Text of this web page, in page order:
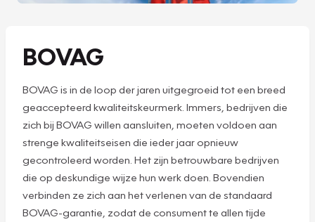
BOVAG
BOVAG is in de loop der jaren uitgegroeid tot een breed
geaccepteerd kwaliteitskeurmerk. Immers, bedrijven die
zich bij BOVAG willen aansluiten, moeten voldoen aan
strenge kwaliteitseisen die ieder jaar opnieuw
gecontroleerd worden. Het zijn betrouwbare bedrijven
die op deskundige wijze hun werk doen. Bovendien
verbinden ze zich aan het verlenen van de standaard
BOVAG-garantie, zodat de consument te allen tijde